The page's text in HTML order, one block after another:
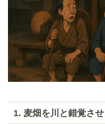
1. 麦畑を川と錯覚さ